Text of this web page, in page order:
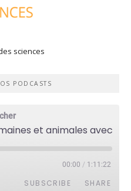
sciences
PODCASTS
00:00 / 1:11:22
SUBSCRIBE SHARE